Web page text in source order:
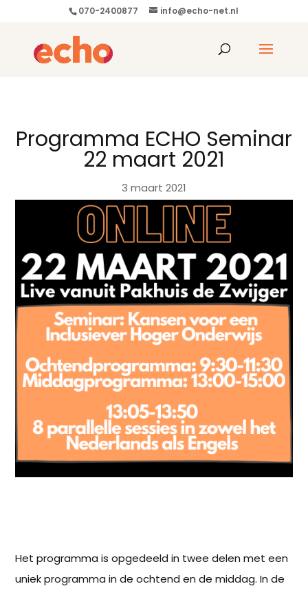
070-2400877 info@echo-net.nl
Programma ECHO Seminar
22 maart 2021
3 maart 2021
Het programma is opgedeeld in twee delen met een
uniek programma in de ochtend en de middag. In de